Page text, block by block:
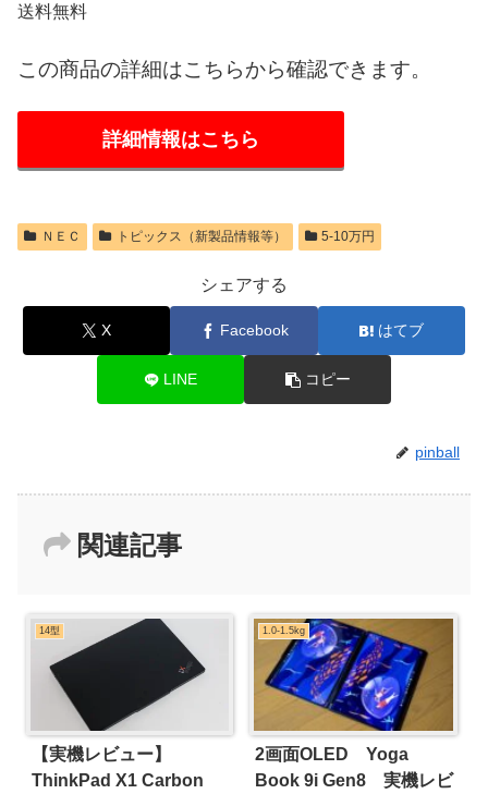
送料無料
この商品の詳細はこちらから確認できます。
詳細情報はこちら
ＮＥＣ トピックス（新製品情報等） 5-10万円
シェアする
X Facebook はてブ
LINE コピー
pinball
関連記事
14型
【実機レビュー】
ThinkPad X1 Carbon
1.0-1.5kg
2画面OLED Yoga
Book 9i Gen8 実機レビ